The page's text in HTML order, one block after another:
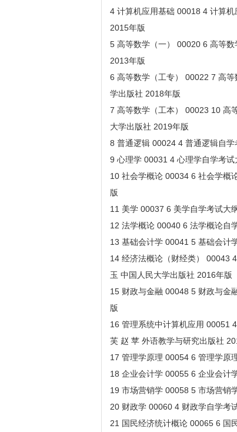
4 计算机应用基础 00018 4 计算
2015年版
5 高等数学（一） 00020 6 高等
2013年版
6 高等数学（工专） 00022 7 高
学出版社 2018年版
7 高等数学（工本） 00023 10 高
大学出版社 2019年版
8 普通逻辑 00024 4 普通逻辑自
9 心理学 00031 4 心理学自学考
10 社会学概论 00034 6 社会学概
版
11 美学 00037 6 美学自学考试大
12 法学概论 00040 6 法学概论自
13 基础会计学 00041 5 基础会计
14 经济法概论（财经类） 00043
玉 中国人民大学出版社 2016年版
15 财政与金融 00048 5 财政与金
版
16 管理系统中计算机应用 00051
芙 赵 苹 外语教学与研究出版社
17 管理学原理 00054 6 管理学原
18 企业会计学 00055 6 企业会计
19 市场营销学 00058 5 市场营销
20 财政学 00060 4 财政学自学考
21 国民经济统计概论 00065 6 国